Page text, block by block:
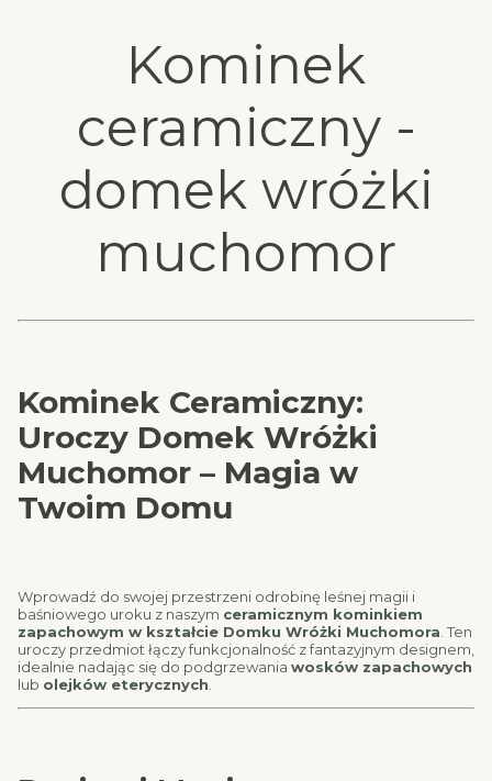
Kominek
ceramiczny -
domek wróżki
muchomor
Kominek Ceramiczny:
Uroczy Domek Wróżki
Muchomor – Magia w
Twoim Domu
Wprowadź do swojej przestrzeni odrobinę leśnej magii i
baśniowego uroku z naszym ceramicznym kominkiem
zapachowym w kształcie Domku Wróżki Muchomora . Ten
uroczy przedmiot łączy funkcjonalność z fantazyjnym designem,
idealnie nadając się do podgrzewania wosków zapachowych
lub olejków eterycznych